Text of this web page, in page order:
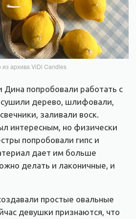
из архива ViDi Candles
Дина попробовали работать с
дерево, шлифовали,
заливали воск.
интересным, но физически
попробовали гипс и
дает им больше
делать и лаконичные, и
простые овальные
девушки признаются, что